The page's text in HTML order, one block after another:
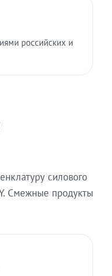
российских и
силового
Смежные продукты